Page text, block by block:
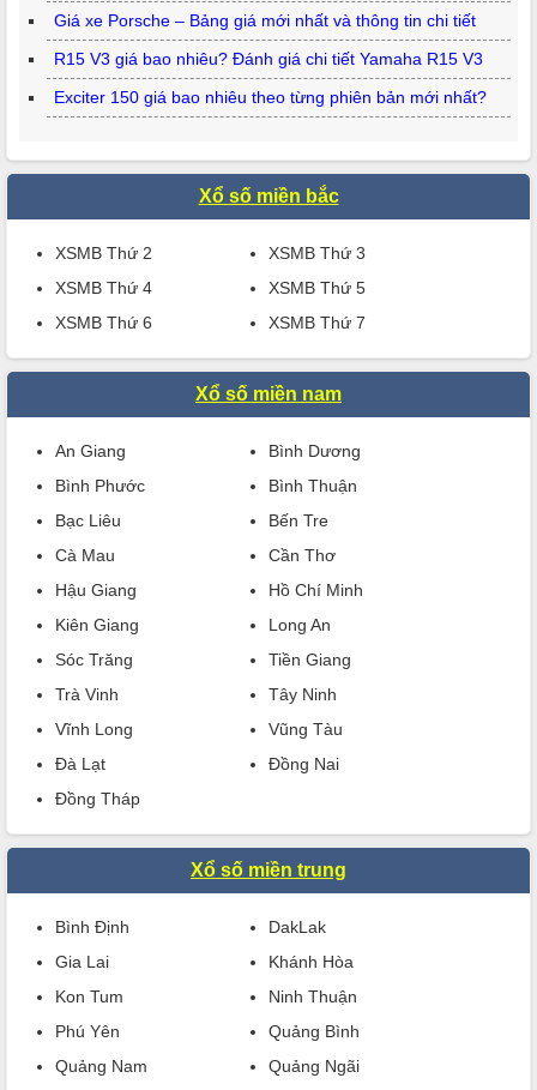
Giá xe Porsche – Bảng giá mới nhất và thông tin chi tiết
R15 V3 giá bao nhiêu? Đánh giá chi tiết Yamaha R15 V3
Exciter 150 giá bao nhiêu theo từng phiên bản mới nhất?
Xổ số miền bắc
XSMB Thứ 2
XSMB Thứ 3
XSMB Thứ 4
XSMB Thứ 5
XSMB Thứ 6
XSMB Thứ 7
Xổ số miền nam
An Giang
Bình Dương
Bình Phước
Bình Thuận
Bạc Liêu
Bến Tre
Cà Mau
Cần Thơ
Hậu Giang
Hồ Chí Minh
Kiên Giang
Long An
Sóc Trăng
Tiền Giang
Trà Vinh
Tây Ninh
Vĩnh Long
Vũng Tàu
Đà Lạt
Đồng Nai
Đồng Tháp
Xổ số miền trung
Bình Định
DakLak
Gia Lai
Khánh Hòa
Kon Tum
Ninh Thuận
Phú Yên
Quảng Bình
Quảng Nam
Quảng Ngãi